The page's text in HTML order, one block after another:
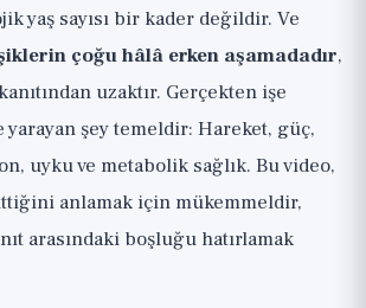
yaş sayısı bir kader değildir. Ve
çoğu hâlâ erken aşamadadır,
uzaktır. Gerçekten işe
yarayan şey temeldir: Hareket, güç,
uyku ve metabolik sağlık. Bu video,
anlamak için mükemmeldir,
arasındaki boşluğu hatırlamak